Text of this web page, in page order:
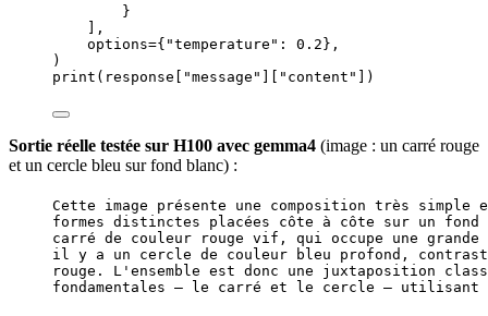
}
],
options={ "temperature " : 0.2 } ,
)
print ( response "message " " content " )
Sortie réelle testée sur H100 avec gemma4 (image : un carré rouge
et un cercle bleu sur fond blanc) :
Cette image présente une composition très simple
formes distinctes placées côte à côte sur un fond
carré de couleur rouge vif, qui occupe une
il y a un cercle de couleur bleu profond,
rouge. L'ensemble est donc une juxtaposition
fondamentales – le carré et le cercle – utilisant